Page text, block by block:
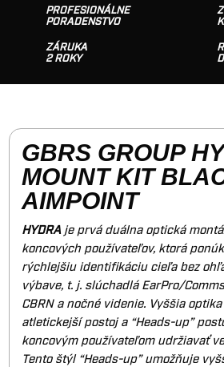
PROFESIONÁLNE
PORADENSTVO
ZÁRUKA
2 ROKY
GBRS GROUP
MOUNT KIT
AIMPOINT
HYDRA je prvá duálna optická
koncových používateľov, ktorá
rýchlejšiu identifikáciu cieľa bez
výbave, t. j. slúchadlá EarPro/
CBRN a nočné videnie. Vyššia
atletickejší postoj a “Heads-up”
koncovým používateľom udržiavať
Tento štýl “Heads-up” umožňuje